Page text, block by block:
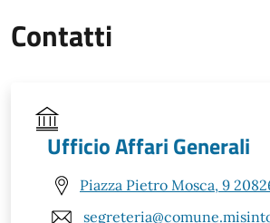
Contatti
Ufficio Affari Generali
Piazza Pietro Mosca, 9